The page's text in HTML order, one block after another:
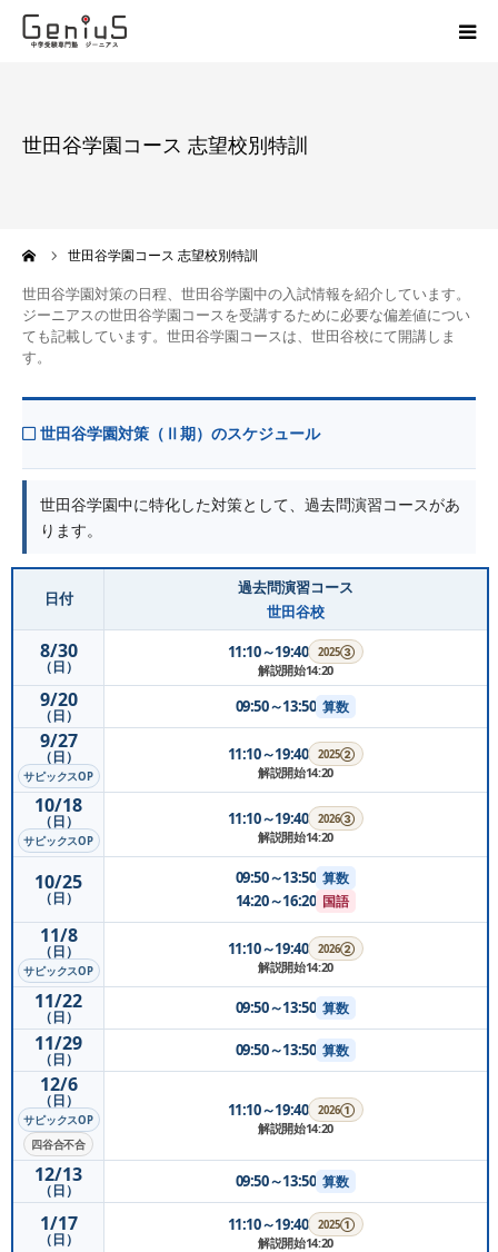
世田谷学園コース 志望校別特訓
世田谷学園コース 志望校別特訓
世田谷学園対策の日程、世田谷学園中の入試情報を紹介しています。
ジーニアスの世田谷学園コースを受講するために必要な偏差値につい
ても記載しています。世田谷学園コースは、世田谷校にて開講しま
す。
世田谷学園対策（Ⅱ期）のスケジュール
世田谷学園中に特化した対策として、過去問演習コースがあ
ります。
日付
過去問演習コース
世田谷校
8/30
（日）
11:10～19:40 2025③
解説開始14:20
9/20
（日） 09:50～13:50 算数
9/27
（日）
サピックスOP
11:10～19:40 2025②
解説開始14:20
10/18
（日）
サピックスOP
11:10～19:40 2026③
解説開始14:20
10/25
（日）
09:50～13:50 算数
14:20～16:20 国語
11/8
（日）
サピックスOP
11:10～19:40 2026②
解説開始14:20
11/22
（日） 09:50～13:50 算数
11/29
（日） 09:50～13:50 算数
12/6
（日）
サピックスOP
四谷合不合
11:10～19:40 2026①
解説開始14:20
12/13
（日） 09:50～13:50 算数
1/17
（日）
11:10～19:40 2025①
解説開始14:20
志望校別特訓
模試
動画
お問い合わせ